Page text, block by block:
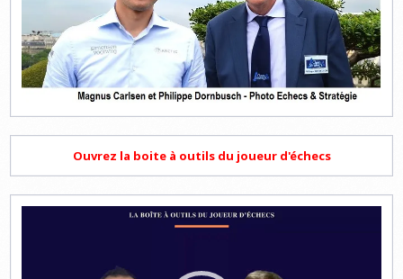
Ouvrez la boite à outils du joueur d'échecs